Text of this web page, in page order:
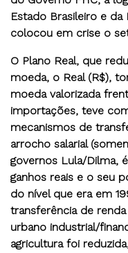
Estado Brasileiro e da
colocou em crise o
O Plano Real, que
moeda, o Real (R$),
moeda valorizada
importações, teve
mecanismos de
arrocho salarial
governos Lula/Dilma,
ganhos reais e o seu
do nível que era em
transferência de
urbano industrial/
agricultura foi